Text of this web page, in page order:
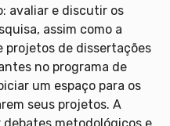
avaliar e discutir os
assim como a
de dissertações
no programa de
um espaço para os
seus projetos. A
metodológicos e